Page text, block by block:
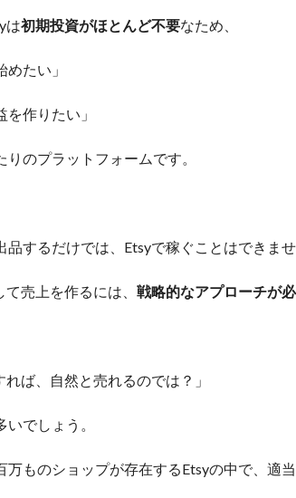
は初期投資がほとんど不要なため、
めたい」
を作りたい」
のプラットフォームです。
品するだけでは、Etsyで稼ぐことはできませ
売上を作るには、 戦略的なアプローチが
れば、自然と売れるのでは？」
でしょう。
万ものショップが存在するEtsyの中で、適